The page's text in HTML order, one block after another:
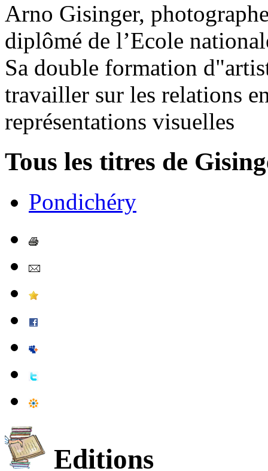
Arno Gisinger,
diplômé de l’Ecole
Sa double formation
travailler sur les relations
représentations visuelles
Tous les titres de
Pondichéry
Editions